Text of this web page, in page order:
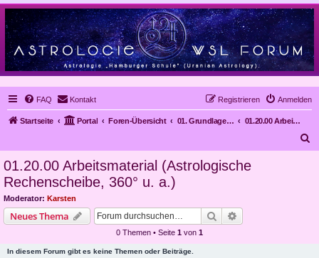
FAQ Kontakt Anmelden
Registrieren
Startseite Portal Foren-Übersicht 01. Grundlagen der Astrologie
01.20.00 Arbeitsmaterial (Astrologische Rechenscheibe, 360° u. a.)
01.20.00 Arbeitsmaterial (Astrologische
Rechenscheibe, 360° u. a.)
Moderator: Karsten
Neues Thema Suche
0 Themen • Seite 1 von 1
In diesem Forum gibt es keine Themen oder Beiträge.